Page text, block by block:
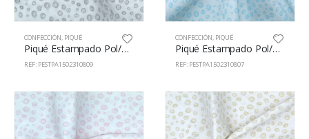
CONFECCIÓN, PIQUÉ
Piqué Estampado Pol/Alg 65/35% 150cm 23108/9
REF: PESTPA1502310809
CONFECCIÓN, PIQUÉ
Piqué Estampado Pol/Alg 65/35% 150cm 23108/7
REF: PESTPA1502310807